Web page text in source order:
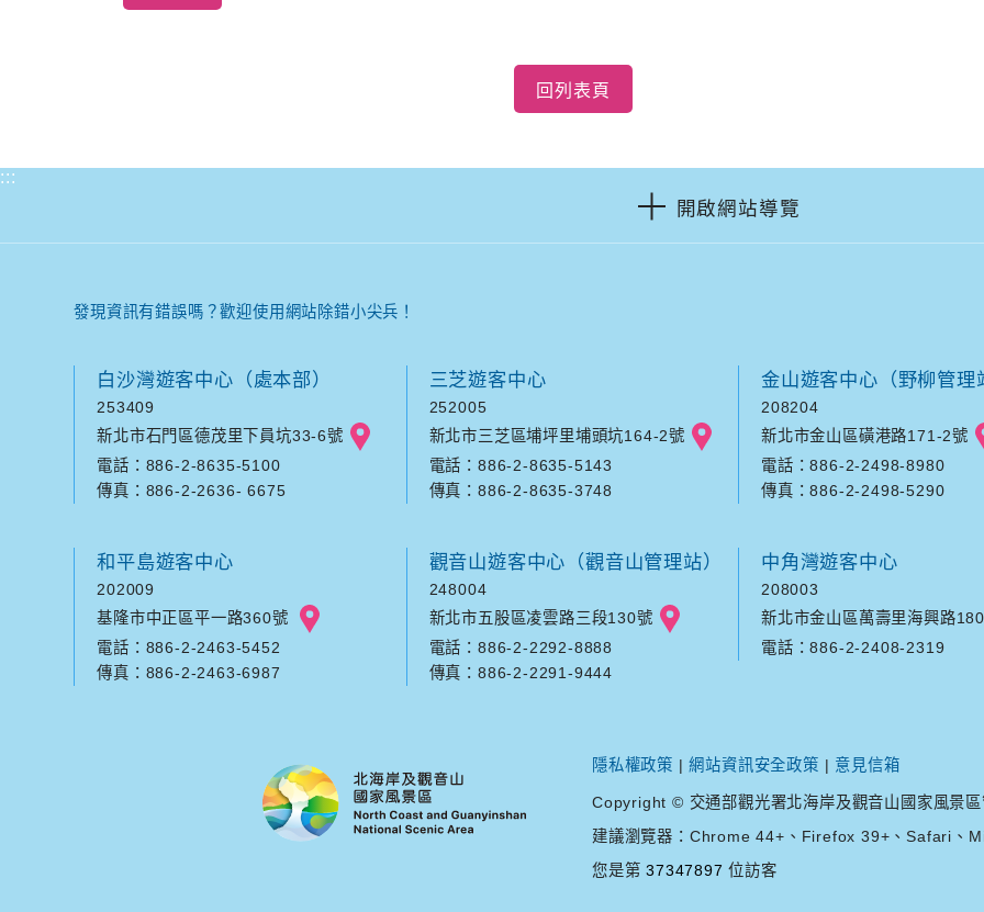
回列表頁
:::
開啟網站導覽
發現資訊有錯誤嗎？歡迎使用網站除錯小尖兵！
白沙灣遊客中心（處本部）
253409
新北市石門區德茂里下員坑33-6號
電話：886-2-8635-5100
傳真：886-2-2636- 6675
三芝遊客中心
252005
新北市三芝區埔坪里埔頭坑164-2號
電話：886-2-8635-5143
傳真：886-2-8635-3748
金山遊客中心（野柳管理
208204
新北市金山區磺港路171-2號
電話：886-2-2498-8980
傳真：886-2-2498-5290
和平島遊客中心
202009
基隆市中正區平一路360號
電話：886-2-2463-5452
傳真：886-2-2463-6987
觀音山遊客中心（觀音山管理站）
248004
新北市五股區凌雲路三段130號
電話：886-2-2292-8888
傳真：886-2-2291-9444
中角灣遊客中心
208003
新北市金山區萬壽里海興路
電話：886-2-2408-2319
隱私權政策 |網站資訊安全政策 | 意見信箱
Copyright © 交通部觀光署北海岸及觀音山國家風景
建議瀏覽器：Chrome 44+、Firefox 39+、Safari、
您是第37347897 位訪客